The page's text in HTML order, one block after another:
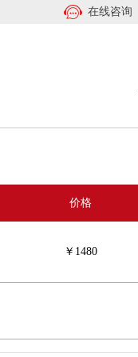
在线咨询
价格
￥ 1480